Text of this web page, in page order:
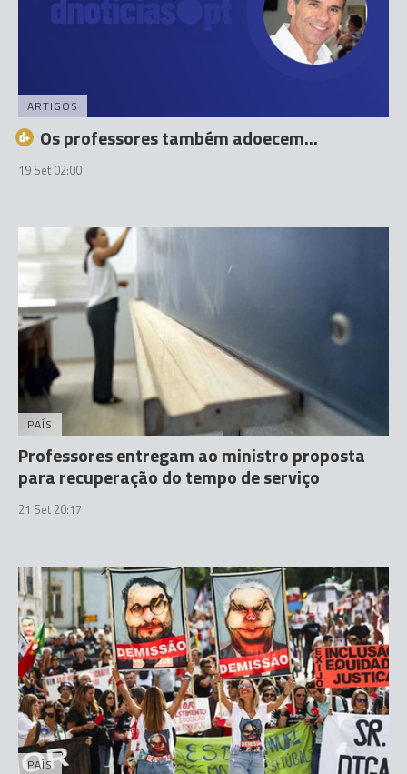
ARTIGOS
Os professores também adoecem...
19 Set 02:00
PAÍS
Professores entregam ao ministro proposta
para recuperação do tempo de serviço
21 Set 20:17
PAÍS